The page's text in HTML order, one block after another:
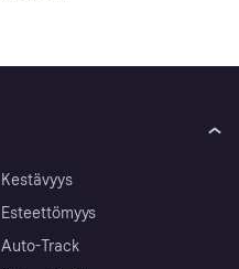
Kestävyys
Esteettömyys
Auto-Track